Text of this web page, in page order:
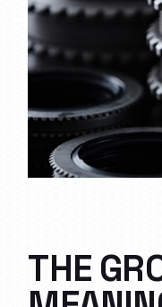
THE